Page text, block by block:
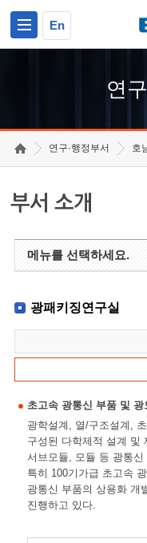
En
연
연구·행정부서 호
부서 소개
메뉴를 선택하세요.
광패키징연구실
초고속 광통신 부품 및 광
광학설계, 열/구조설계,
구성된 다학제적 설계 및
서브모듈, 모듈 등 광통
특히 100기가급 초고속
광통신 부품의 상용화 개
진행하고 있다.